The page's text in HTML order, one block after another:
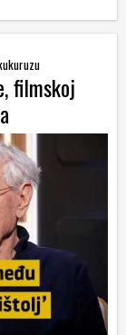
filmskoj